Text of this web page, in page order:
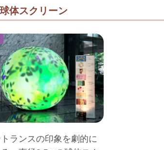
球体スクリーン
ランスの印象を劇的に